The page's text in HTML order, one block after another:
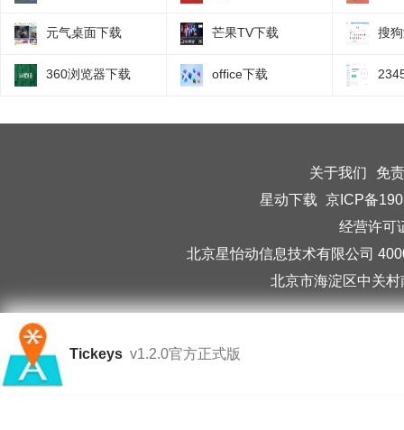
元气桌面下载 芒果TV下载 搜
360浏览器下载 office下载
关于我们
免
星动下载 京ICP备
经营许可
北京星怡动信息技术有限公司
北京市海淀区中关
Tickeys v1.2.0官方正式版